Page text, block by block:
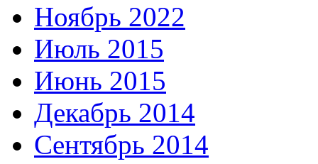
Ноябрь 2022
Июль 2015
Июнь 2015
Декабрь 2014
Сентябрь 2014